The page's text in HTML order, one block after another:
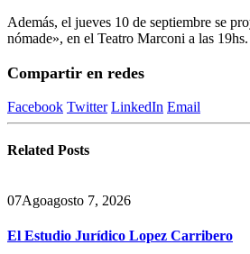
Además, el jueves 10 de septiembre se
nómade», en el Teatro Marconi a las 19hs.
Compartir en redes
Facebook Twitter LinkedIn Email
Related Posts
07Agoagosto 7, 2026
El Estudio Jurídico Lopez Carribero